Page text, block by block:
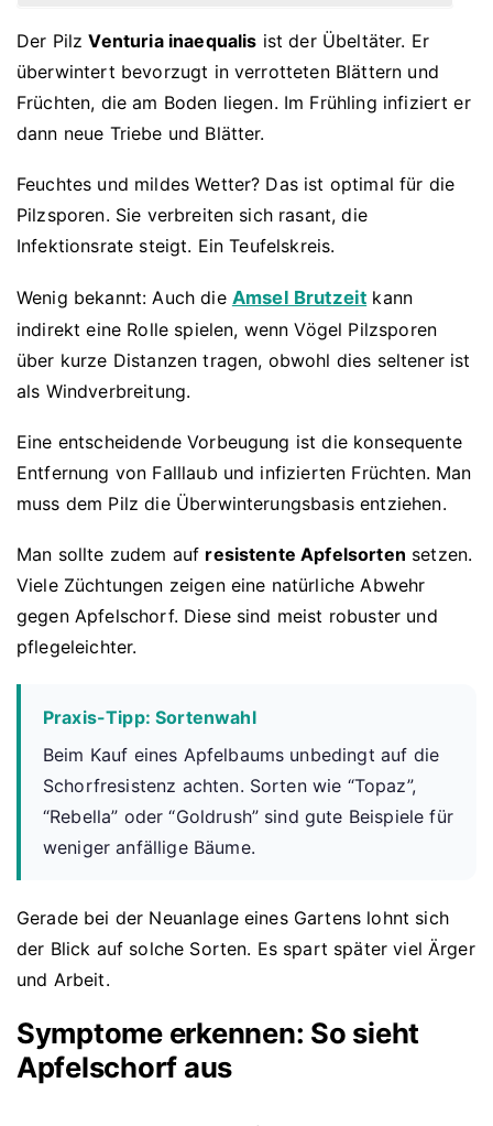
Der PilzVenturia inaequalis ist der Übeltäter. Er
überwintert bevorzugt in verrotteten Blättern und
Früchten, die am Boden liegen. Im Frühling infiziert er
dann neue Triebe und Blätter.
Feuchtes und mildes Wetter? Das ist optimal für die
Pilzsporen. Sie verbreiten sich rasant, die
Infektionsrate steigt. Ein Teufelskreis.
Wenig bekannt: Auch die Amsel Brutzeit kann
indirekt eine Rolle spielen, wenn Vögel Pilzsporen
über kurze Distanzen tragen, obwohl dies seltener ist
als Windverbreitung.
Eine entscheidende Vorbeugung ist die konsequente
Entfernung von Falllaub und infizierten Früchten. Man
muss dem Pilz die Überwinterungsbasis entziehen.
Man sollte zudem auf resistente Apfelsorten setzen.
Viele Züchtungen zeigen eine natürliche Abwehr
gegen Apfelschorf. Diese sind meist robuster und
pflegeleichter.
Praxis-Tipp: Sortenwahl
Beim Kauf eines Apfelbaums unbedingt auf die
Schorfresistenz achten. Sorten wie “Topaz”,
“Rebella” oder “Goldrush” sind gute Beispiele für
weniger anfällige Bäume.
Gerade bei der Neuanlage eines Gartens lohnt sich
der Blick auf solche Sorten. Es spart später viel Ärger
und Arbeit.
Symptome erkennen: So sieht
Apfelschorf aus